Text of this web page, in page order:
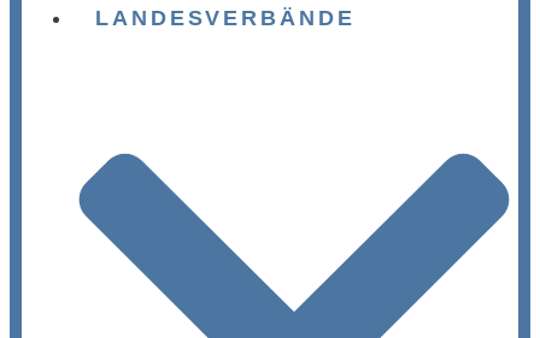
LANDESVERBÄNDE